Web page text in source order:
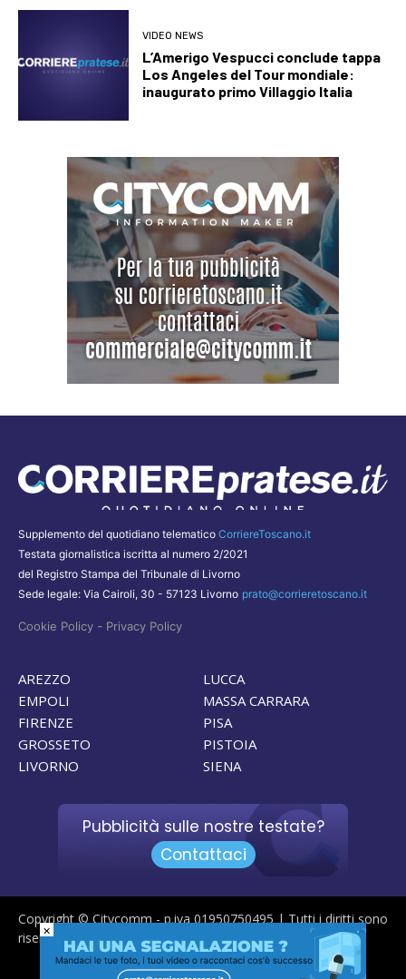
VIDEO NEWS
L’Amerigo Vespucci conclude tappa
Los Angeles del Tour mondiale:
inaugurato primo Villaggio Italia
Supplemento del quotidiano telematico CorriereToscano.it
Testata giornalistica iscritta al numero 2/2021
del Registro Stampa del Tribunale di Livorno
Sede legale: Via Cairoli, 30 - 57123 Livorno prato@corrieretoscano.it
Cookie Policy - Privacy Policy
AREZZO
EMPOLI
FIRENZE
GROSSETO
LIVORNO
LUCCA
MASSA CARRARA
PISA
PISTOIA
SIENA
Pubblicità sulle nostre testate?
Contattaci
Copyright © Citycomm - p.iva 01950750495 | Tutti i diritti sono
riservati
×